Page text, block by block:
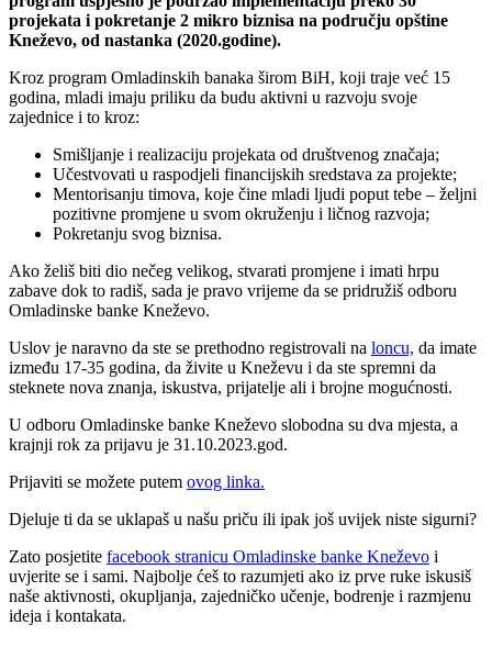
projekata i pokretanje 2 mikro biznisa na području opštine
Kneževo, od nastanka (2020.godine).
Kroz program Omladinskih banaka širom BiH, koji traje već 15
godina, mladi imaju priliku da budu aktivni u razvoju svoje
zajednice i to kroz:
Smišljanje i realizaciju projekata od društvenog značaja;
Učestvovati u raspodjeli financijskih sredstava za projekte;
Mentorisanju timova, koje čine mladi ljudi poput tebe – željni
pozitivne promjene u svom okruženju i ličnog razvoja;
Pokretanju svog biznisa.
Ako želiš biti dio nečeg velikog, stvarati promjene i imati hrpu
zabave dok to radiš, sada je pravo vrijeme da se pridružiš odboru
Omladinske banke Kneževo.
Uslov je naravno da ste se prethodno registrovali na loncu, da imate
između 17-35 godina, da živite u Kneževu i da ste spremni da
steknete nova znanja, iskustva, prijatelje ali i brojne mogućnosti.
U odboru Omladinske banke Kneževo slobodna su dva mjesta, a
krajnji rok za prijavu je 31.10.2023.god.
Prijaviti se možete putem ovog linka.
Djeluje ti da se uklapaš u našu priču ili ipak još uvijek niste sigurni?
Zato posjetite facebook stranicu Omladinske banke Kneževo i
uvjerite se i sami. Najbolje ćeš to razumjeti ako iz prve ruke iskusiš
naše aktivnosti, okupljanja, zajedničko učenje, bodrenje i razmjenu
ideja i kontakata.